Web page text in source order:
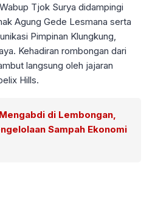
Tjok Surya didampingi
Agung Gede Lesmana serta
Pimpinan Klungkung,
Kehadiran rombongan dari
langsung oleh jajaran
Hills.
di Lembongan,
Sampah Ekonomi